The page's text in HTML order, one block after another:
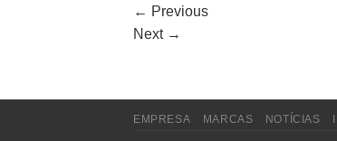
← Previous
Next →
EMPRESA MARCAS NOTÍCIAS